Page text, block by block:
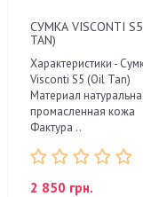
СУМКА VISCONTI
TAN)
Характеристики -
Visconti S5 (Oil Tan)
Материал
промасленная кожа
Фактура ..
2 850 грн.